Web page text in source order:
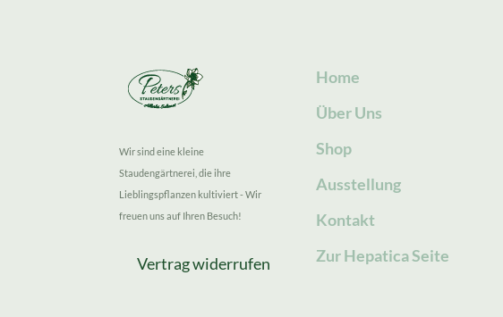
Wir sind eine kleine
Staudengärtnerei, die ihre
Lieblingspflanzen kultiviert - Wir
freuen uns auf Ihren Besuch!
Vertrag widerrufen
Home
Über Uns
Shop
Ausstellung
Kontakt
Zur Hepatica Seite